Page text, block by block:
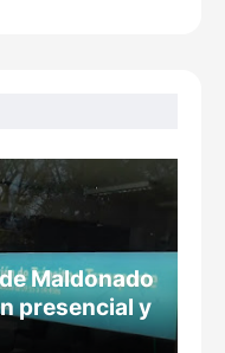
Maldonado
presencial y